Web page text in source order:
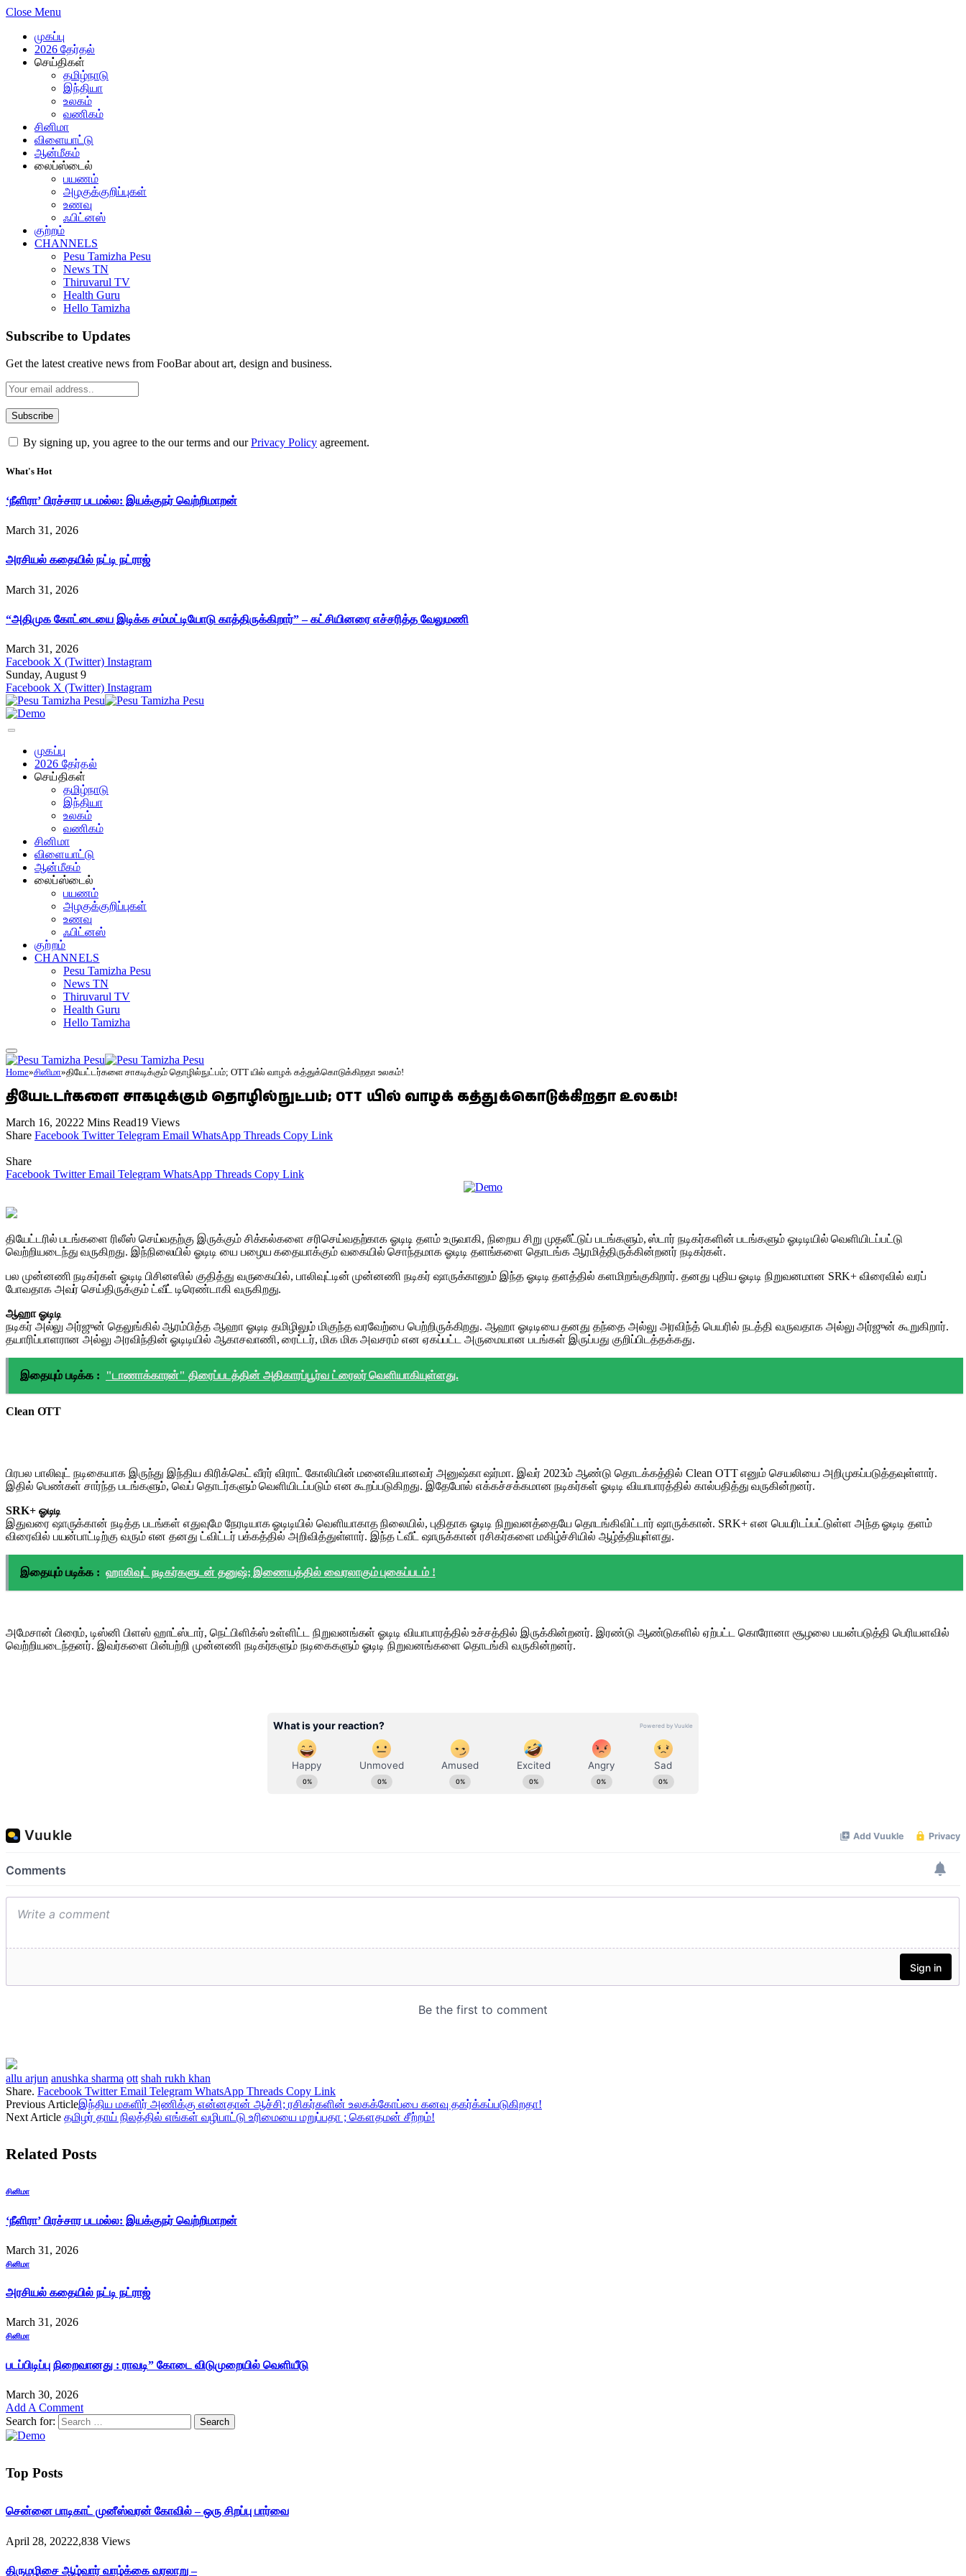
Close Menu
முகப்பு
2026 தேர்தல்
செய்திகள்
தமிழ்நாடு
இந்தியா
உலகம்
வணிகம்
சினிமா
விளையாட்டு
ஆன்மீகம்
லைப்ஸ்டைல்
பயணம்
அழகுக்குறிப்புகள்
உணவு
ஃபிட்னஸ்
குற்றம்
CHANNELS
Pesu Tamizha Pesu
News TN
Thiruvarul TV
Health Guru
Hello Tamizha
Subscribe to Updates
Get the latest creative news from FooBar about art, design and business.
By signing up, you agree to the our terms and ourPrivacy Policy agreement.
What's Hot
‘நீளிரா’ பிரச்சார படமல்ல: இயக்குநர் வெற்றிமாறன்
March 31, 2026
அரசியல் கதையில் நட்டி நட்ராஜ்
March 31, 2026
“அதிமுக கோட்டையை இடிக்க சம்மட்டியோடு காத்திருக்கிறார்” – கட்சியினரை எச்சரித்த வேலுமணி
March 31, 2026
Facebook X (Twitter) Instagram
Sunday, August 9
Facebook X (Twitter) Instagram
முகப்பு
2026 தேர்தல்
செய்திகள்
தமிழ்நாடு
இந்தியா
உலகம்
வணிகம்
சினிமா
விளையாட்டு
ஆன்மீகம்
லைப்ஸ்டைல்
பயணம்
அழகுக்குறிப்புகள்
உணவு
ஃபிட்னஸ்
குற்றம்
CHANNELS
Pesu Tamizha Pesu
News TN
Thiruvarul TV
Health Guru
Hello Tamizha
Home»சினிமா»தியேட்டர்களை சாகடிக்கும் தொழில்நுட்பம்; OTT யில் வாழக் கத்துக்கொடுக்கிறதா உலகம்!
தியேட்டர்களை சாகடிக்கும் தொழில்நுட்பம்; OTT யில் வாழக் கத்துக்கொடுக்கிறதா உலகம்!
March 16, 20222 Mins Read19 Views
Share Facebook Twitter Telegram Email WhatsApp Threads Copy Link
Share
Facebook Twitter Email Telegram WhatsApp Threads Copy Link
தியேட்டரில் படங்களை ரிலீஸ் செய்வதற்கு இருக்கும் சிக்கல்களை சரிசெய்வதற்காக ஓடிடி தளம் உருவாகி, நிறைய சிறு முதலீட்டுப் படங்களும், ஸ்டார் நடிகர்களின் படங்களும் ஓடிடியில் வெளியிடப்பட்டு
வெற்றியடைந்து வருகிறது. இந்நிலையில் ஓடிடி யை பழைய கதையாக்கும் வகையில் சொந்தமாக ஓடிடி தளங்களை தொடங்க ஆரமித்திருக்கின்றனர் நடிகர்கள்.
பல முன்னணி நடிகர்கள் ஓடிடி பிசினஸில் குதித்து வருகையில், பாலிவுட்டின் முன்னணி நடிகர் ஷாருக்கானும் இந்த ஓடிடி தளத்தில் களமிறங்குகிறார். தனது புதிய ஓடிடி நிறுவனமான SRK+ விரைவில் வரப்
போவதாக அவர் செய்திருக்கும் ட்வீட் டிரெண்டாகி வருகிறது.
ஆஹா ஓடிடி
நடிகர் அல்லு அர்ஜுன் தெலுங்கில் ஆரம்பித்த ஆஹா ஓடிடி தமிழிலும் மிகுந்த வரவேற்பை பெற்றிருக்கிறது. ஆஹா ஓடிடியை தனது தந்தை அல்லு அரவிந்த் பெயரில் நடத்தி வருவதாக அல்லு அர்ஜுன் கூறுகிறார்.
தயாரிப்பாளரான அல்லு அரவிந்தின் ஓடிடியில் ஆகாசவாணி, ரைட்டர், மிக மிக அவசரம் என ஏகப்பட்ட அருமையான படங்கள் இருப்பது குறிப்பிடத்தக்கது.
இதையும் படிக்க : "டாணாக்காரன்" திரைப்படத்தின் அதிகாரப்பூர்வ ட்ரைலர் வெளியாகியுள்ளது.
Clean OTT
பிரபல பாலிவுட் நடிகையாக இருந்து இந்திய கிரிக்கெட் வீரர் விராட் கோலியின் மனைவியானவர் அனுஷ்கா ஷர்மா. இவர் 2023ம் ஆண்டு தொடக்கத்தில் Clean OTT எனும் செயலியை அறிமுகப்படுத்தவுள்ளார்.
இதில் பெண்கள் சார்ந்த படங்களும், வெப் தொடர்களும் வெளியிடப்படும் என கூறப்படுகிறது. இதேபோல் எக்கச்சக்கமான நடிகர்கள் ஓடிடி வியாபாரத்தில் கால்பதித்து வருகின்றனர்.
SRK+ ஓடிடி
இதுவரை ஷாருக்கான் நடித்த படங்கள் எதுவுமே நேரடியாக ஓடிடியில் வெளியாகாத நிலையில், புதிதாக ஓடிடி நிறுவனத்தையே தொடங்கிவிட்டார் ஷாருக்கான். SRK+ என பெயரிடப்பட்டுள்ள அந்த ஓடிடி தளம்
விரைவில் பயன்பாட்டிற்கு வரும் என தனது ட்விட்டர் பக்கத்தில் அறிவித்துள்ளார். இந்த ட்வீட் ஷாருக்கான் ரசிகர்களை மகிழ்ச்சியில் ஆழ்த்தியுள்ளது.
இதையும் படிக்க : ஹாலிவுட் நடிகர்களுடன் தனுஷ்; இணையத்தில் வைரலாகும் புகைப்படம் !
அமேசான் பிரைம், டிஸ்னி பிளஸ் ஹாட்ஸ்டார், நெட்பிளிக்ஸ் உள்ளிட்ட நிறுவனங்கள் ஓடிடி வியாபாரத்தில் உச்சத்தில் இருக்கின்றனர். இரண்டு ஆண்டுகளில் ஏற்பட்ட கொரோனா சூழலை பயன்படுத்தி பெரியளவில்
வெற்றியடைந்தனர். இவர்களை பின்பற்றி முன்னணி நடிகர்களும் நடிகைகளும் ஓடிடி நிறுவனங்களை தொடங்கி வருகின்றனர்.
allu arjun anushka sharma ott shah rukh khan
Share. Facebook Twitter Email Telegram WhatsApp Threads Copy Link
Previous Articleஇந்திய மகளிர் அணிக்கு என்னதான் ஆச்சி; ரசிகர்களின் உலகக்கோப்பை கனவு தகர்க்கப்படுகிறதா!
Next Article தமிழர் தாய் நிலத்தில் எங்கள் வழிபாட்டு உரிமையை மறுப்பதா ; கௌதமன் சீற்றம்!
Related Posts
சினிமா
‘நீளிரா’ பிரச்சார படமல்ல: இயக்குநர் வெற்றிமாறன்
March 31, 2026
சினிமா
அரசியல் கதையில் நட்டி நட்ராஜ்
March 31, 2026
சினிமா
படப்பிடிப்பு நிறைவானது : ராவடி” கோடை விடுமுறையில் வெளியீடு
March 30, 2026
Add A Comment
Search for:
Top Posts
சென்னை பாடிகாட் முனீஸ்வரன் கோவில் – ஒரு சிறப்பு பார்வை
April 28, 20222,838 Views
திருமழிசை ஆழ்வார் வாழ்க்கை வரலாறு –